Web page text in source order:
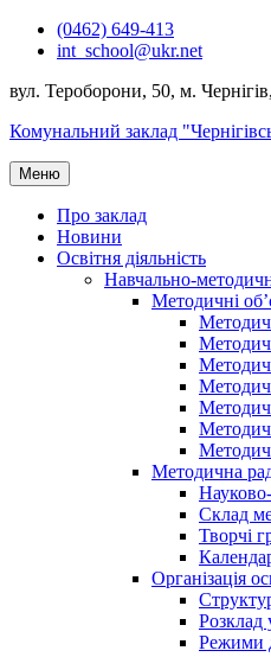
Перейти(0462) 649-413
int_school@ukr.net
вул. Тероборони, 50, м.
Комунальний заклад
Меню
Про заклад
Новини
Освітня діяльність
Навчально-
Методичні
Методична
Склад
Творчі
Організація
Розклад
Режими